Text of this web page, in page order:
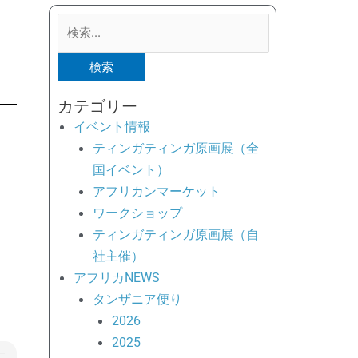
検
象:
カテゴリー
イベント情報
ティンガティンガ原画展（全
国イベント）
アフリカンマーケット
ワークショップ
ティンガティンガ原画展（自
社主催）
アフリカNEWS
タンザニア便り
2026
2025